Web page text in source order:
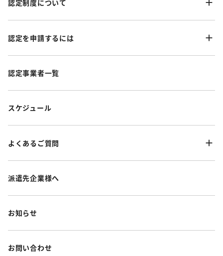
認定制度について
認定を申請するには
認定事業者一覧
スケジュール
よくあるご質問
派遣先企業様へ
お知らせ
お問い合わせ